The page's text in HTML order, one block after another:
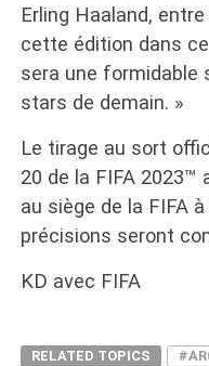
Erling Haaland,
cette édition dans
sera une formidable
stars de demain. »
Le tirage au sort
20 de la FIFA 2023™
au siège de la FIFA
précisions seront
KD avec FIFA
RELATED TOPICS